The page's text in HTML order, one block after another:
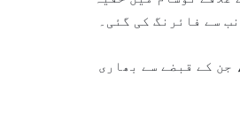
سے فائرنگ کی گئی۔
یافتہ 7 دہشت گرد مارے گئے، جن کے قبضے سے بھاری